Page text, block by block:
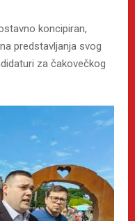
koncipiran,
na predstavljanja svog
za čakovečkog